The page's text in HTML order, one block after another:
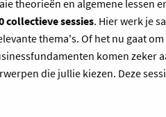
theorieën en algemene lessen
collectieve sessies. Hier werk je
thema's. Of het nu gaat
komen zeker
die jullie kiezen. Deze